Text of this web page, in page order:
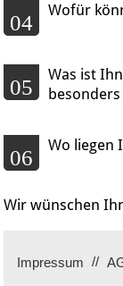
04
Wofür
05
Was ist
06
Wo liegen
Wir wünschen
Impressum